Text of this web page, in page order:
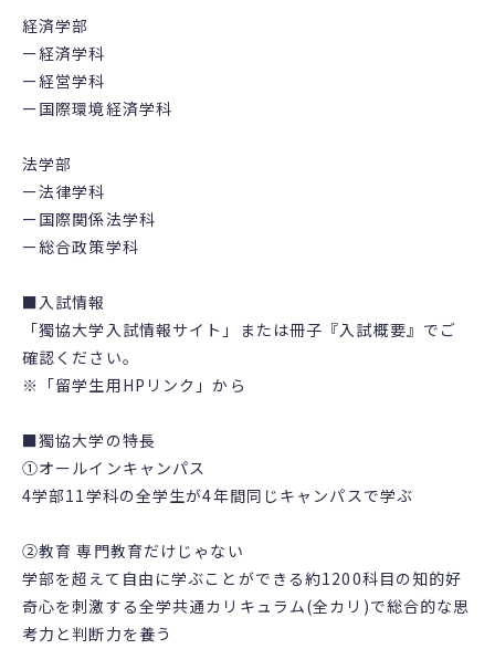
経済学部
ー経済学科
ー経営学科
ー国際環境経済学科
法学部
ー法律学科
ー国際関係法学科
ー総合政策学科
■入試情報
「獨協大学入試情報サイト」または冊子『入試概要』でご
確認ください。
※「留学生用HPリンク」から
■獨協大学の特長
①オールインキャンパス
4学部11学科の全学生が4年間同じキャンパスで学ぶ
②教育 専門教育だけじゃない
学部を超えて自由に学ぶことができる約1200科目の知的好
奇心を刺激する全学共通カリキュラム(全カリ)で総合的な思
考力と判断力を養う